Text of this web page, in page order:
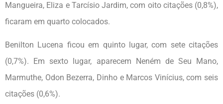
Mangueira, Eliza e Tarcísio Jardim, com oito citações (0,8%),
ficaram em quarto colocados.
Benilton Lucena ficou em quinto lugar, com sete citações
(0,7%). Em sexto lugar, aparecem Neném de Seu Mano,
Marmuthe, Odon Bezerra, Dinho e Marcos Vinícius, com seis
citações (0,6%).